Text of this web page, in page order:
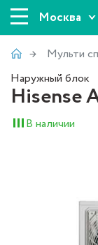
Москва
Мульти
Наружный блок
Hisense
В наличии